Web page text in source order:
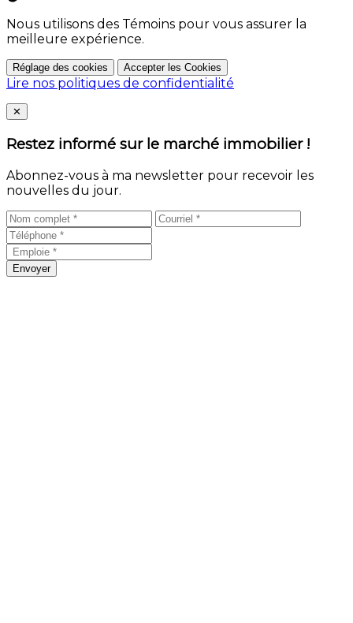
Nous utilisons des Témoins pour vous assurer la
meilleure expérience.
Réglage des cookies Accepter les Cookies
Lire nos politiques de confidentialité
Close
✕
Restez informé sur le marché immobilier !
Abonnez-vous à ma newsletter pour recevoir les
nouvelles du jour.
Envoyer